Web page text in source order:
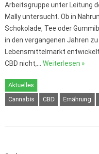
Arbeitsgruppe unter Leitung
Mally untersucht. Ob in
Schokolade, Tee oder
in den vergangenen Jahren
Lebensmittelmarkt
CBD nicht,… Weiterlesen »
Aktuelles
Cannabis
CBD Ernährung